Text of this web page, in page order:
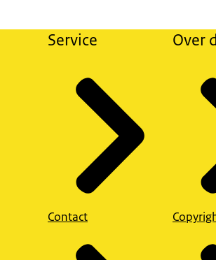
Service
Contact
Over